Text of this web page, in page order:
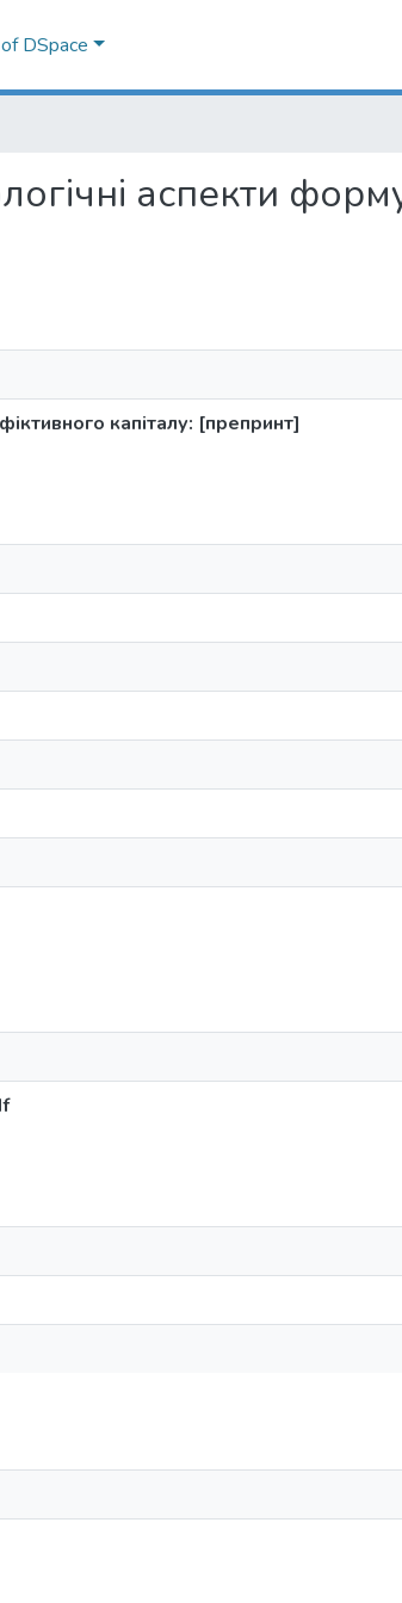
DSpace
аспекти
капіталу: [препринт]